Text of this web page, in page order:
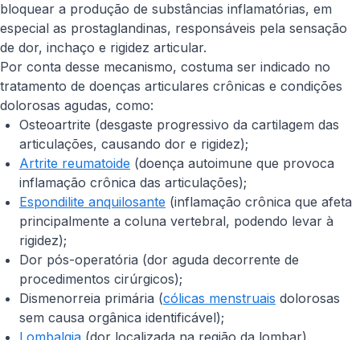
bloquear a produção de substâncias inflamatórias, em
especial as prostaglandinas, responsáveis pela sensação
de dor, inchaço e rigidez articular.
Por conta desse mecanismo, costuma ser indicado no
tratamento de doenças articulares crônicas e condições
dolorosas agudas, como:
Osteoartrite (desgaste progressivo da cartilagem das
articulações, causando dor e rigidez);
Artrite reumatoide (doença autoimune que provoca
inflamação crônica das articulações);
Espondilite anquilosante (inflamação crônica que afeta
principalmente a coluna vertebral, podendo levar à
rigidez);
Dor pós-operatória (dor aguda decorrente de
procedimentos cirúrgicos);
Dismenorreia primária (cólicas menstruais dolorosas
sem causa orgânica identificável);
Lombalgia (dor localizada na região da lombar).